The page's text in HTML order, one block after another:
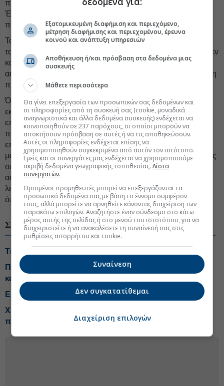
πρωθυπουργού Αλέξη Τσίπρα από το βήμα της Διεθνούς
Έκθεσης στη Θεσσαλονίκη, να έχουν επεκταθεί συμβάσεις
που θα αφορούν έναν σημαντικό αριθμό εργαζομένων.
Το εγχείρημα δεν είναι εύκολο καθώς ιδιαίτερα στον κλάδο
του
για τους εργαζόμενους οι οποίοι σήμερα δεν
καλύπτονται από τη σύμβαση που έχει υπογραφεί, οι
αυξήσεις που θα πρέπει να δοθούν είναι σημαντικές και ήδη
προκαλούν αντιδράσεις από τους εργοδότες.
Όπως αντιδράσεις έχουν εκδηλωθεί και από κάποιους
εκπροσώπους των ευρωπαϊκών θεσμών, οι οποίοι
επισημαίνουν ότι η κατάργηση του υποκατώτατου μισθού
παράλληλα με τις ενέργειες του υπουργείου Εργασίας για
επίσπευση της αύξησης του κατώτατου μισθού αλλά και
μαζική επέκταση κλαδικών συμβάσεων με πιθανές αυξήσεις
σε ομάδες εργαζομένωνακόμη και πάνω από 250 ευρώ
αφενός δίνουν κακό μήνυμα στις αγορές, αφετέρου,
λειτουργούν κόντρα σε κορυφαία μακροοικονομικά μεγέθη,
όπως η ανταγωνιστικότητα και η παραγωγικότητα.
ΣΧΕΤΙΚΑ ΘΕΜΑΤΑ
Τι αλλάζει το χωροταξικό στις τουριστικές επενδύσεις
Πληθωρισμός 3,4% με ανατιμήσεις-φωτιά σε βενζίνη
και πετρέλαιο κίνησης
Ελεγχόμενες ρευστοποιήσεις στο χρηματιστήριο
Χρηματιστήριο: Ποιες μετοχές και κλάδοι έχουν ακόμη
περιθώρια ανόδου
Εξατομικευμένη διαφήμιση και περιεχόμενο,
μέτρηση διαφήμισης και περιεχομένου, έρευνα
κοινού και ανάπτυξη υπηρεσιών
Αποθήκευση ή/και πρόσβαση στα δεδομένα μιας
συσκευής
Μάθετε περισσότερα
Θα γίνει επεξεργασία των προσωπικών σας δεδομένων και
οι πληροφορίες από τη συσκευή σας (cookie, μοναδικά
αναγνωριστικά και άλλα δεδομένα συσκευής) ενδέχεται να
κοινοποιηθούν σε 237 παρόχους, οι οποίοι μπορούν να
αποκτήσουν πρόσβαση σε αυτές ή να τις αποθηκεύσουν.
Αυτές οι πληροφορίες ενδέχεται επίσης να
χρησιμοποιηθούν συγκεκριμένα από αυτόν τον ιστότοπο.
Εμείς και οι συνεργάτες μας ενδέχεται να χρησιμοποιούμε
ακριβή δεδομένα γεωγραφικής τοποθεσίας.Λίστα
συνεργατών.
Ορισμένοι προμηθευτές μπορεί να επεξεργάζονται τα
προσωπικά δεδομένα σας με βάση το έννομο συμφέρον
τους, αλλά μπορείτε να αρνηθείτε κάνοντας διαχείριση των
παρακάτω επιλογών. Αναζητήστε έναν σύνδεσμο στο κάτω
μέρος αυτής της σελίδας ή στο μενού του ιστοτόπου, για να
διαχειριστείτε ή να ανακαλέσετε τη συναίνεσή σας στις
ρυθμίσεις απορρήτου και cookie.
Συναίνεση
Δεν συγκατατίθεμαι
Διαχείριση επιλογών